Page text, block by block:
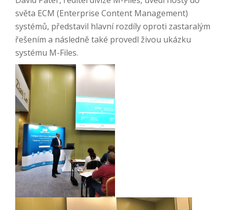
světa ECM (Enterprise Content Management)
systémů, představil hlavní rozdíly oproti zastaralým
řešením a následně také provedl živou ukázku
systému M-Files.